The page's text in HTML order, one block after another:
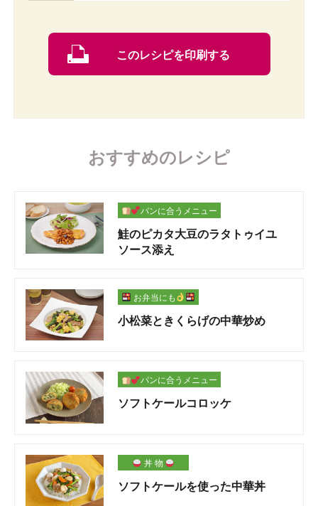
このレシピを印刷する
おすすめのレシピ
パンに合うメニュー
鮭のピカタ大豆のラタトゥイユ
ソース添え
お弁当にも
小松菜ときくらげの中華炒め
パンに合うメニュー
ソフトケールコロッケ
丼 物
ソフトケールを使った中華丼